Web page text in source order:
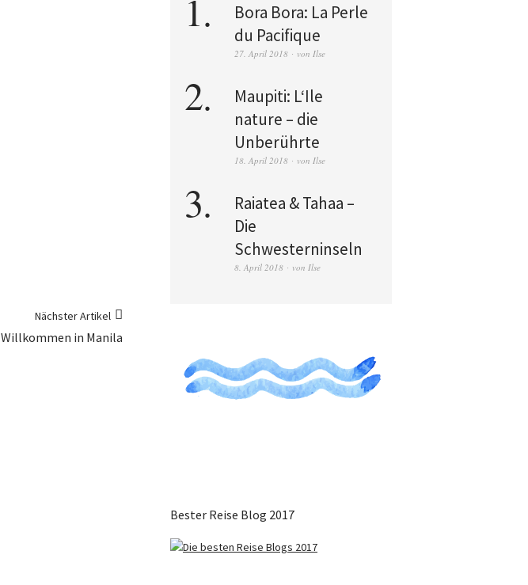
Nächster Artikel
Willkommen in Manila
Bora Bora: La Perle
du Pacifique
27. April 2018 von Ilse
Maupiti: L‘Ile
nature – die
Unberührte
18. April 2018 von Ilse
Raiatea & Tahaa –
Die
Schwesterninseln
8. April 2018 von Ilse
Bester Reise Blog 2017